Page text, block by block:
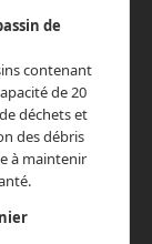
de
contenant
de 20
déchets et
des débris
à maintenir